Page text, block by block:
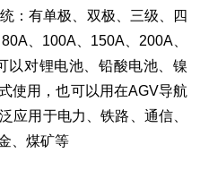
：有单极、双极、三级、四
、100A、150A、200A、
以对锂电池、铅酸电池、镍
使用，也可以用在AGV导航
应用于电力、铁路、通信、
、煤矿等